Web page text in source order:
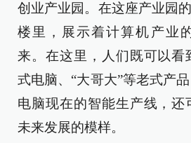
创业产业园。在这座产业园
楼里，展示着计算机产业
来。在这里，人们既可以看
式电脑、“大哥大”等老式产
电脑现在的智能生产线，还
未来发展的模样。